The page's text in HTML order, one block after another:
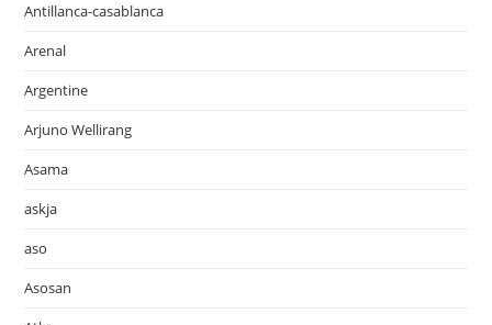
Antillanca-casablanca
Arenal
Argentine
Arjuno Wellirang
Asama
askja
aso
Asosan